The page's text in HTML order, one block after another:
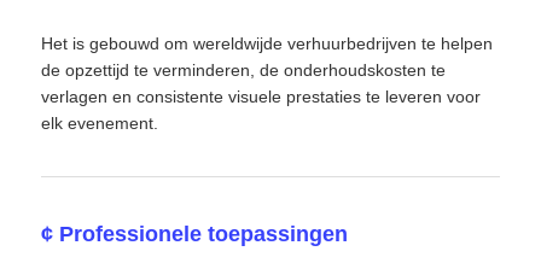
Het is gebouwd om wereldwijde verhuurbedrijven te helpen
de opzettijd te verminderen, de onderhoudskosten te
verlagen en consistente visuele prestaties te leveren voor
elk evenement.
¢ Professionele toepassingen